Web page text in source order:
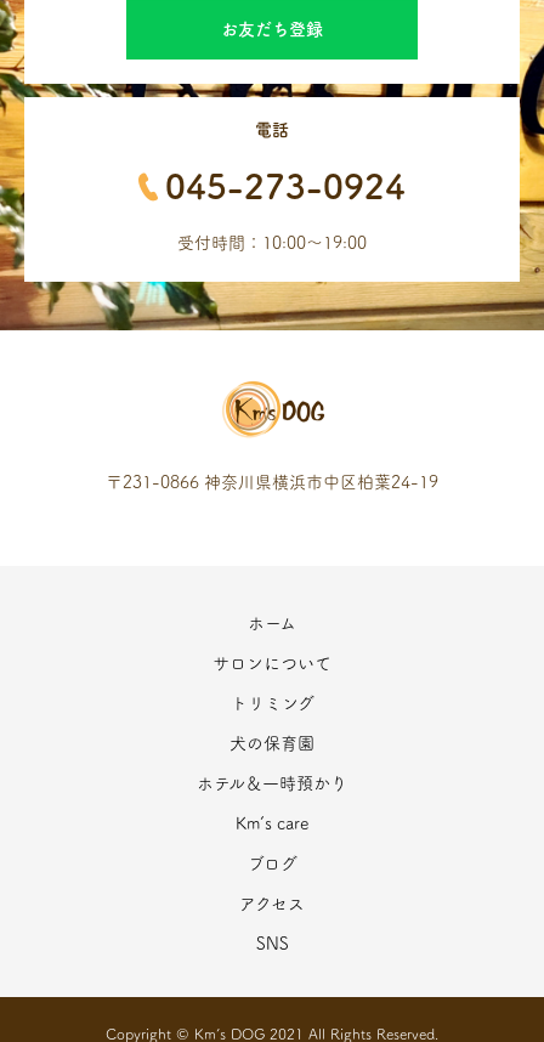
お友だち登録
電話
045-273-0924
受付時間：10:00～19:00
〒231-0866 神奈川県横浜市中区柏葉24-19
ホーム
サロンについて
トリミング
犬の保育園
ホテル＆一時預かり
Km’s care
ブログ
アクセス
SNS
Copyright © Km’s DOG 2021 All Rights Reserved.